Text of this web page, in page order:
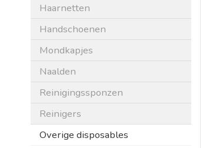
Haarnetten
Handschoenen
Mondkapjes
Naalden
Reinigingssponzen
Reinigers
Overige disposables